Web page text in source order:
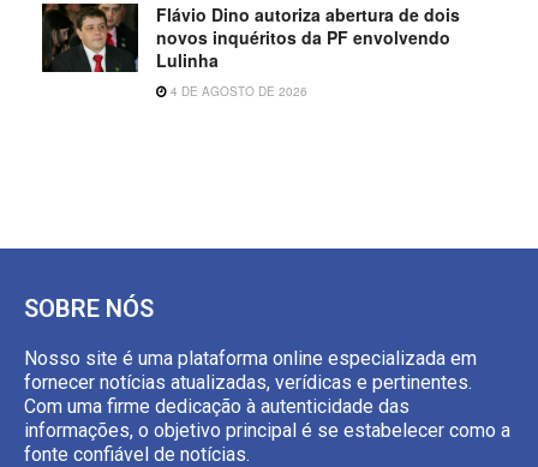
Flávio Dino autoriza abertura de dois
novos inquéritos da PF envolvendo
Lulinha
4 DE AGOSTO DE 2026
SOBRE NÓS
Nosso site é uma plataforma online especializada em
fornecer notícias atualizadas, verídicas e pertinentes.
Com uma firme dedicação à autenticidade das
informações, o objetivo principal é se estabelecer como a
fonte confiável de notícias.